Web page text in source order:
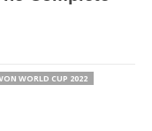
WORLD CUP 2022